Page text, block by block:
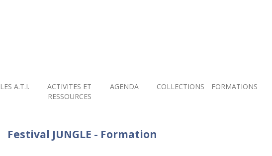
LES A.T.I.
ACTIVITES ET
RESSOURCES
AGENDA COLLECTIONS FORMATIONS
Festival JUNGLE - Formation